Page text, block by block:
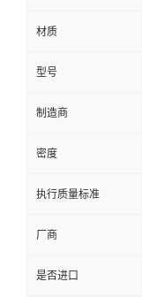
材质
型号
制造商
密度
执行质量标准
厂商
是否进口